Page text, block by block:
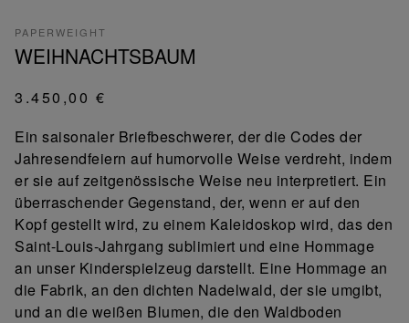
PAPERWEIGHT
WEIHNACHTSBAUM
3.450,00 €
Ein saisonaler Briefbeschwerer, der die Codes der
Jahresendfeiern auf humorvolle Weise verdreht, indem
er sie auf zeitgenössische Weise neu interpretiert. Ein
überraschender Gegenstand, der, wenn er auf den
Kopf gestellt wird, zu einem Kaleidoskop wird, das den
Saint-Louis-Jahrgang sublimiert und eine Hommage
an unser Kinderspielzeug darstellt. Eine Hommage an
die Fabrik, an den dichten Nadelwald, der sie umgibt,
und an die weißen Blumen, die den Waldboden